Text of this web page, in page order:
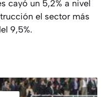
cayó un 5,2% a nivel
el sector más
9,5%.